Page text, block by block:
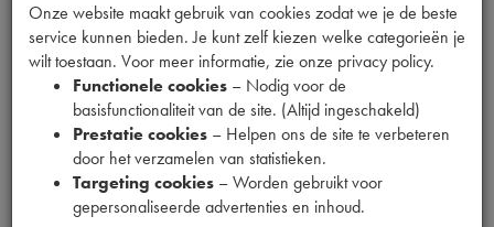
Productnummer
1080028
14,62 €12 08 excl. btw
)
Onze website maakt gebruik van cookies zodat we je de beste
service kunnen bieden. Je kunt zelf kiezen welke categorieën je
wilt toestaan. Voor meer informatie, zie onze privacy policy.
Functionele cookies – Nodig voor de
basisfunctionaliteit van de site. (Altijd ingeschakeld)
Prestatie cookies – Helpen ons de site te verbeteren
door het verzamelen van statistieken.
Targeting cookies – Worden gebruikt voor
gepersonaliseerde advertenties en inhoud.